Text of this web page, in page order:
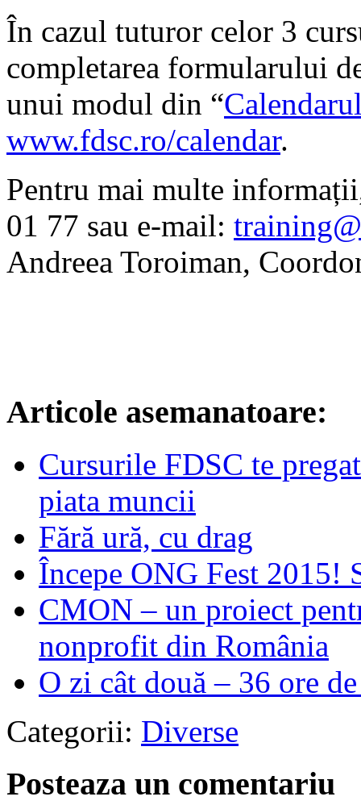
În cazul tuturor celor 3
completarea formularului
unui modul din “
www.fdsc.ro/calendar.
Pentru mai multe
01 77 sau e-mail:
Andreea Toroiman,
Articole asemanatoare:
Cursurile FDSC te
piata muncii
Fără ură, cu drag
Începe ONG Fest 2015!
CMON – un proiect
nonprofit din România
O zi cât două – 36 ore
Categorii: Diverse
Posteaza un comentariu